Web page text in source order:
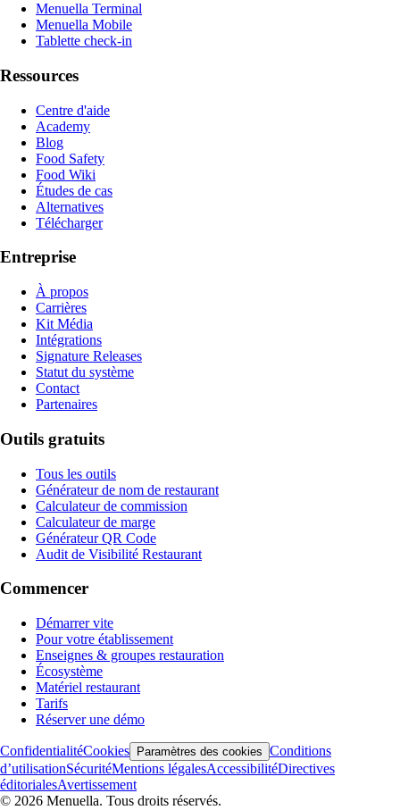
Menuella Terminal
Menuella Mobile
Tablette check-in
Ressources
Centre d'aide
Academy
Blog
Food Safety
Food Wiki
Études de cas
Alternatives
Télécharger
Entreprise
À propos
Carrières
Kit Média
Intégrations
Signature Releases
Statut du système
Contact
Partenaires
Outils gratuits
Tous les outils
Générateur de nom de restaurant
Calculateur de commission
Calculateur de marge
Générateur QR Code
Audit de Visibilité Restaurant
Commencer
Démarrer vite
Pour votre établissement
Enseignes & groupes restauration
Écosystème
Matériel restaurant
Tarifs
Réserver une démo
ConfidentialitéCookies Paramètres des cookies Conditions
d’utilisationSécuritéMentions légalesAccessibilitéDirectives
éditorialesAvertissement
© 2026 Menuella. Tous droits réservés.